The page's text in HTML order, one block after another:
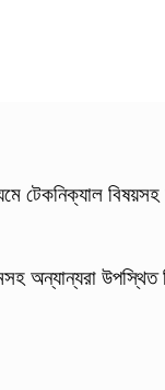
টেকনিক্যাল
অন্যান্যরা উপস্থিত